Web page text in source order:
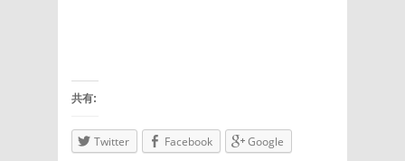
共有:
Twitter Facebook Google